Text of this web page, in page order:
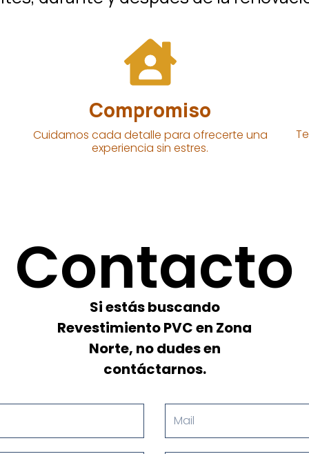
Compromiso
Cuidamos cada detalle para ofrecerte una
experiencia sin estres.
Contacto
Si estás buscando
Revestimiento PVC en Zona
Norte, no dudes en
contáctarnos.